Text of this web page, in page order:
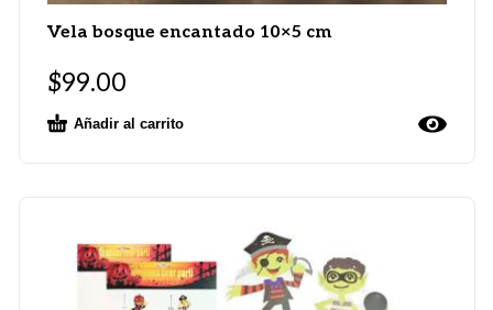
Vela bosque encantado 10×5 cm
$99.00
Añadir al carrito